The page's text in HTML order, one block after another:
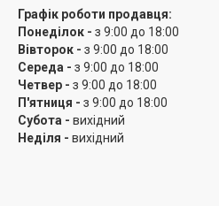
Графік роботи продавця:
Понеділок - з 9:00 до 18:00
Вівторок - з 9:00 до 18:00
Середа - з 9:00 до 18:00
Четвер - з 9:00 до 18:00
П'ятниця - з 9:00 до 18:00
Субота - вихідний
Неділя - вихідний